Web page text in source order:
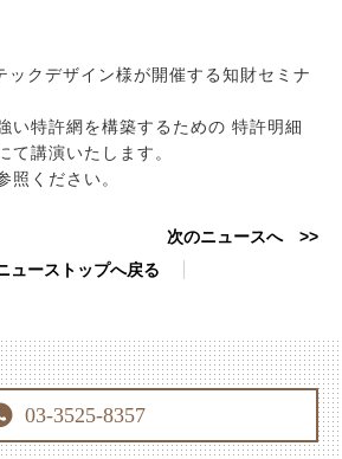
ックデザイン様が開催する知財セミナ
い特許網を構築するための 特許明細
て講演いたします。
照ください。
ューストップへ戻る
次のニュースへ >>
03-3525-8357